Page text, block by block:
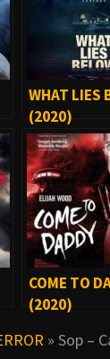
WHAT LIES
(2020)
COME TO
(2020)
» Sop –